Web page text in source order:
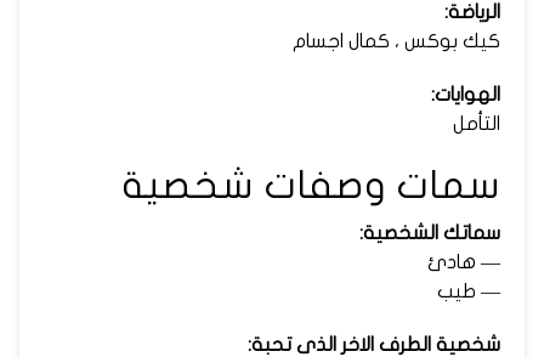
الرياضة:
كيك بوكس ، كمال اجسام
الهوايات:
التأمل
سمات وصفات شخصية
سماتك الشخصية:
— هادئ
— طيب
شخصية الطرف الاخر الذى تحبة: